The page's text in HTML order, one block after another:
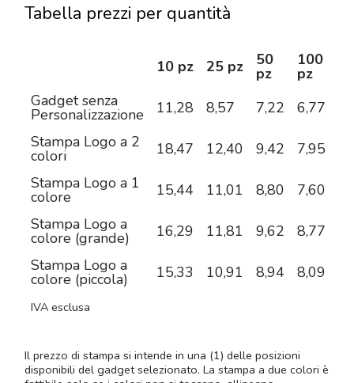
Tabella prezzi per quantità
10 pz 25 pz 50
pz
100
pz
Gadget senza
Personalizzazione 11,28 8,57 7,22 6,77
Stampa Logo a 2
colori 18,47 12,40 9,42 7,95
Stampa Logo a 1
colore 15,44 11,01 8,80 7,60
Stampa Logo a
colore (grande) 16,29 11,81 9,62 8,77
Stampa Logo a
colore (piccola) 15,33 10,91 8,94 8,09
IVA esclusa
Il prezzo di stampa si intende in una (1) delle posizioni
disponibili del gadget selezionato. La stampa a due colori è